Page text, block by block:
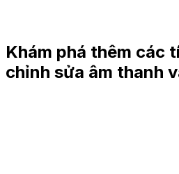
Khám phá thêm các
chỉnh sửa âm thanh